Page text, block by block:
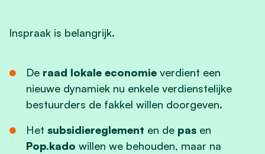
Inspraak is belangrijk.
De raad lokale economieverdient een
nieuwe dynamiek nu enkele verdienstelijke
bestuurders de fakkel willen doorgeven.
Het subsidiereglement en de pasen
Pop.kado willen we behouden, maar na